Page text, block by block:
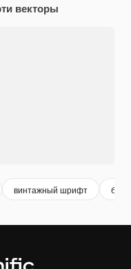
векторы
винтажный шрифт